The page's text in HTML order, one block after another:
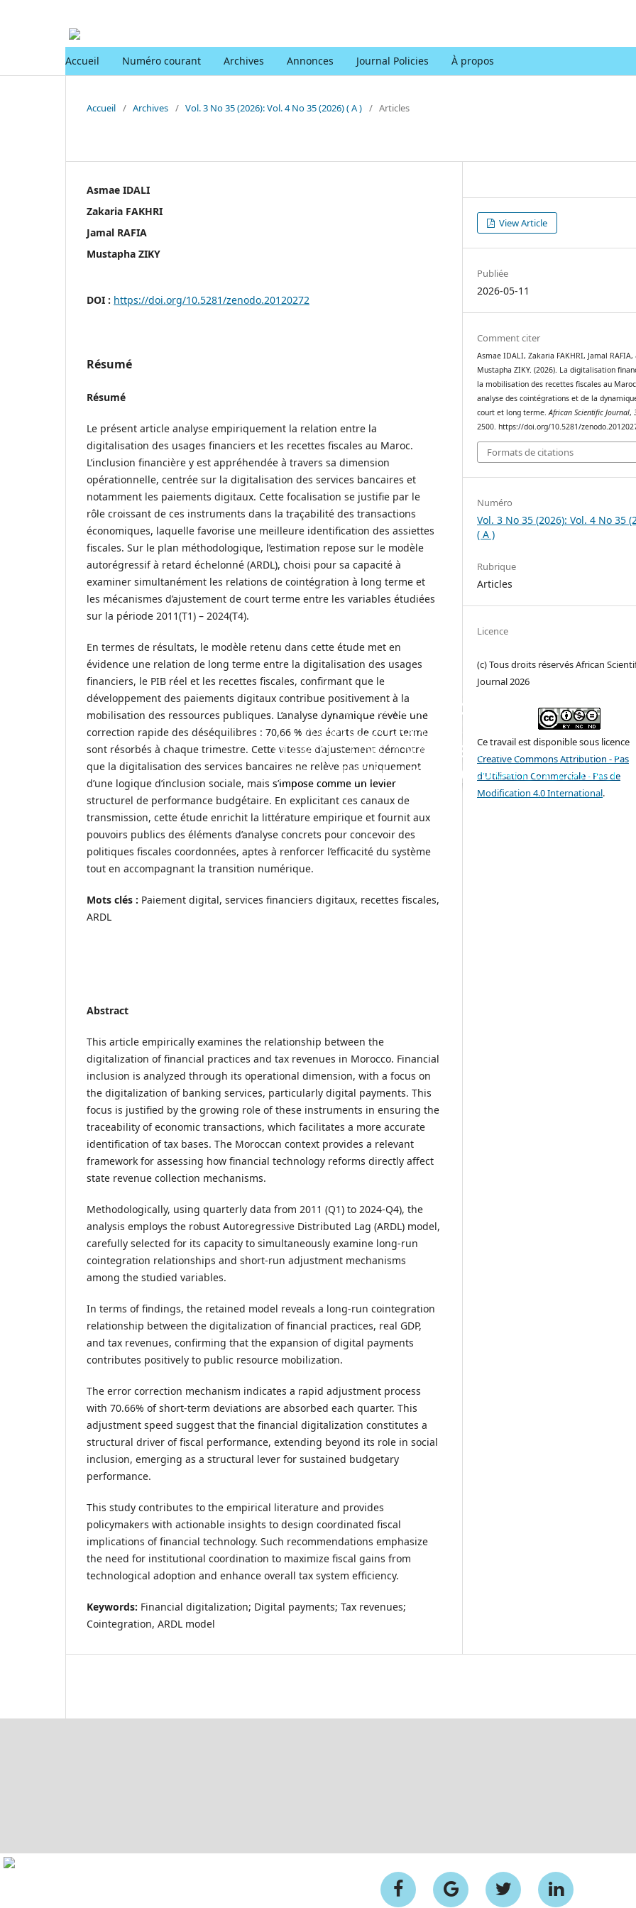
Accueil Numéro courant Archives Annonces Journal Policies À propos
Accueil / Archives / Vol. 3 No 35 (2026): Vol. 4 No 35 (2026) ( A ) / Articles
LA DIGITALISATION FINANCIÈRE ET LA
MOBILISATION DES RECETTES FISCALES
MAROC : UNE ANALYSE DES
DE LA DYNAMIQUE À COURT ET LONG
Asmae IDALI
Zakaria FAKHRI
Jamal RAFIA
Mustapha ZIKY
DOI : https://doi.org/10.5281/zenodo.20120272
Résumé
Résumé
Le présent article analyse empiriquement la relation entre la
digitalisation des usages financiers et les recettes fiscales au Maroc.
L’inclusion financière y est appréhendée à travers sa dimension
opérationnelle, centrée sur la digitalisation des services bancaires et
notamment les paiements digitaux. Cette focalisation se justifie par le
rôle croissant de ces instruments dans la traçabilité des transactions
économiques, laquelle favorise une meilleure identification des assiettes
fiscales. Sur le plan méthodologique, l’estimation repose sur le modèle
autorégressif à retard échelonné (ARDL), choisi pour sa capacité à
examiner simultanément les relations de cointégration à long terme et
les mécanismes d’ajustement de court terme entre les variables étudiées
sur la période 2011(T1) – 2024(T4).
En termes de résultats, le modèle retenu dans cette étude met en
évidence une relation de long terme entre la digitalisation des usages
financiers, le PIB réel et les recettes fiscales, confirmant que le
développement des paiements digitaux contribue positivement à la
mobilisation des ressources publiques. L’analyse dynamique révèle une
correction rapide des déséquilibres : 70,66 % des écarts de court terme
sont résorbés à chaque trimestre. Cette vitesse d’ajustement démontre
que la digitalisation des services bancaires ne relève pas uniquement
d’une logique d’inclusion sociale, mais s’impose comme un levier
structurel de performance budgétaire. En explicitant ces canaux de
transmission, cette étude enrichit la littérature empirique et fournit aux
pouvoirs publics des éléments d’analyse concrets pour concevoir des
politiques fiscales coordonnées, aptes à renforcer l’efficacité du système
tout en accompagnant la transition numérique.
Mots clés : Paiement digital, services financiers digitaux, recettes fiscales,
ARDL
Abstract
This article empirically examines the relationship between the
digitalization of financial practices and tax revenues in Morocco. Financial
inclusion is analyzed through its operational dimension, with a focus on
the digitalization of banking services, particularly digital payments. This
focus is justified by the growing role of these instruments in ensuring the
traceability of economic transactions, which facilitates a more accurate
identification of tax bases. The Moroccan context provides a relevant
framework for assessing how financial technology reforms directly affect
state revenue collection mechanisms.
Methodologically, using quarterly data from 2011 (Q1) to 2024-Q4), the
analysis employs the robust Autoregressive Distributed Lag (ARDL) model,
carefully selected for its capacity to simultaneously examine long-run
cointegration relationships and short-run adjustment mechanisms
among the studied variables.
In terms of findings, the retained model reveals a long-run cointegration
relationship between the digitalization of financial practices, real GDP,
and tax revenues, confirming that the expansion of digital payments
contributes positively to public resource mobilization.
The error correction mechanism indicates a rapid adjustment process
with 70.66% of short-term deviations are absorbed each quarter. This
adjustment speed suggest that the financial digitalization constitutes a
structural driver of fiscal performance, extending beyond its role in social
inclusion, emerging as a structural lever for sustained budgetary
performance.
This study contributes to the empirical literature and provides
policymakers with actionable insights to design coordinated fiscal
implications of financial technology. Such recommendations emphasize
the need for institutional coordination to maximize fiscal gains from
technological adoption and enhance overall tax system efficiency.
Keywords: Financial digitalization; Digital payments; Tax revenues;
Cointegration, ARDL model
View Article
Publiée
2026-05-11
Comment citer
Asmae IDALI, Zakaria FAKHRI, Jamal RAFIA,
Mustapha ZIKY. (2026). La digitalisation
la mobilisation des recettes fiscales au
analyse des cointégrations et de la
court et long terme.African Scientific Journal,
2500. https://doi.org/10.5281/
Formats de citations
Numéro
Vol. 3 No 35 (2026): Vol. 4 No 35
( A )
Rubrique
Articles
Licence
(c) Tous droits réservés African
Journal 2026
Ce travail est disponible sous licence
Creative Commons Attribution - Pas
d'Utilisation Commerciale - Pas de
Modification 4.0 International.